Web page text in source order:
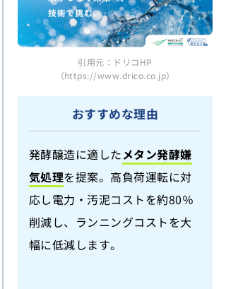
引用元：ドリコHP
（https://www.drico.co.jp）
おすすめな理由
発酵醸造に適したメタン発酵嫌
気処理を提案。高負荷運転に対
応し電力・汚泥コストを約80％
削減し、ランニングコストを大
幅に低減します。